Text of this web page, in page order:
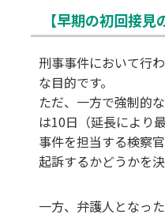
【早期の初回接見
刑事事件において行
な目的です。
ただ、一方で強制的
は10日（延長により
事件を担当する検察
起訴するかどうかを
一方、弁護人となっ